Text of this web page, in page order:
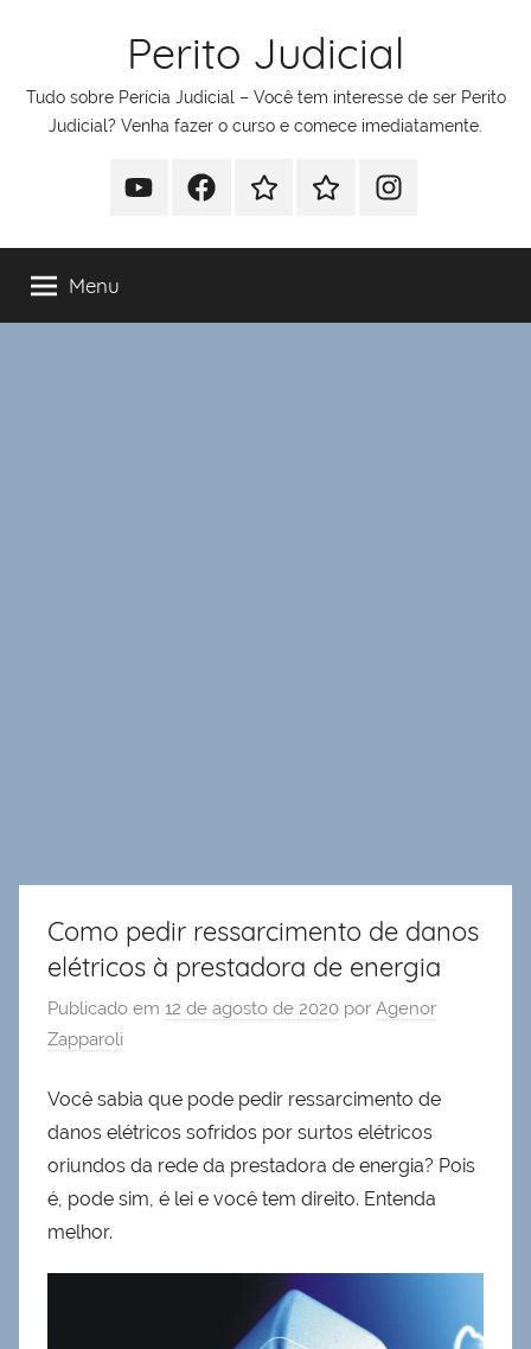
conteúdo
Perito Judicial
Tudo sobre Perícia Judicial – Você tem interesse de ser Perito
Judicial? Venha fazer o curso e comece imediatamente.
YoutubeFacebookWhatsappTelegramInstagram
Menu
Como pedir ressarcimento de danos
elétricos à prestadora de energia
Publicado em 12 de agosto de 2020 por Agenor
Zapparoli
Você sabia que pode pedir ressarcimento de
danos elétricos sofridos por surtos elétricos
oriundos da rede da prestadora de energia? Pois
é, pode sim, é lei e você tem direito. Entenda
melhor.